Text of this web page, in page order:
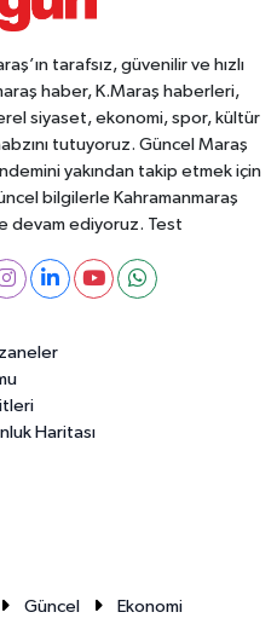
tarafsız, güvenilir ve hızlı
haber, K.Maraş haberleri,
siyaset, ekonomi, spor, kültür
tutuyoruz. Güncel Maraş
yakından takip etmek için
bilgilerle Kahramanmaraş
devam ediyoruz. Test
Haritası
Güncel Ekonomi